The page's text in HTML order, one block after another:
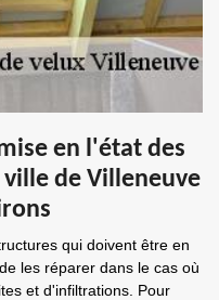
en l'état des
de Villeneuve
qui doivent être en
les réparer dans le cas où
et d'infiltrations. Pour